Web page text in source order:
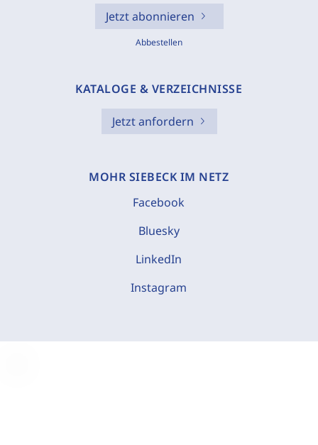
Jetzt abonnieren
Abbestellen
KATALOGE & VERZEICHNISSE
Jetzt anfordern
MOHR SIEBECK IM NETZ
Facebook
Bluesky
LinkedIn
Instagram